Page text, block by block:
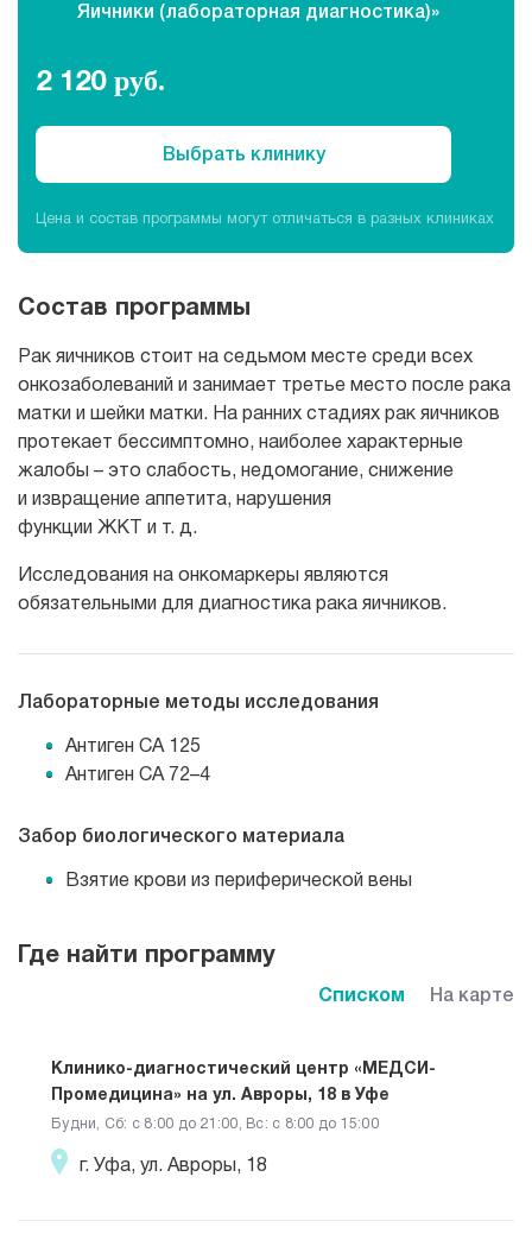
Рентгенология
Яичники (лабораторная диагностика)»
2 120 руб.
Выбрать клинику
Цена и состав программы могут отличаться в разных клиниках
Состав программы
Рак яичников стоит на седьмом месте среди всех
онкозаболеваний и занимает третье место после рака
матки и шейки матки. На ранних стадиях рак яичников
протекает бессимптомно, наиболее характерные
жалобы – это слабость, недомогание, снижение
и извращение аппетита, нарушения
функции ЖКТ и т. д.
Исследования на онкомаркеры являются
обязательными для диагностика рака яичников.
Лабораторные методы исследования
Антиген СА 125
Антиген СА 72–4
Забор биологического материала
Взятие крови из периферической вены
Списком На карте
Где найти программу
Клинико-диагностический центр «МЕДСИ-
Промедицина» на ул. Авроры, 18 в Уфе
Будни, Сб: c 8:00 до 21:00, Вс: c 8:00 до 15:00
г. Уфа, ул. Авроры, 18